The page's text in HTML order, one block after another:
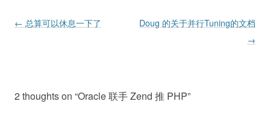
Post navigation
← 总算可以休息一下了
Doug 的关于并行Tuning的文档
→
2 thoughts on “Oracle 联手 Zend 推 PHP”